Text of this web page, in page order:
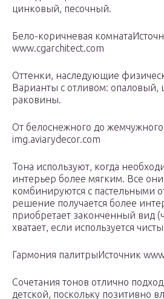
цинковый, песочный.
Бело-коричневая
www.cgarchitect.com
Оттенки, наследующие
Варианты с отливом: опаловый,
раковины.
От белоснежного до
img.aviarydecor.com
Тона используют, когда
интерьер более мягким. Все
комбинируются с пастельными
решение получается более
приобретает законченный вид
хватает, если используется
Гармония палитрыИсточник
Сочетания тонов отлично
детской, поскольку позитивно